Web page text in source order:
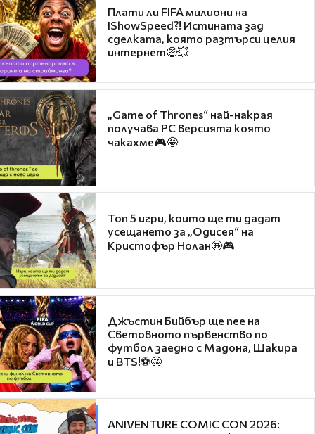
Плати ли FIFA милиони на
IShowSpeed?! Истината зад
сделката, която разтърси целия
интернет🤑💥
„Game of Thrones“ най-накрая
получава PC версията която
чакахме🎮🤩
Топ 5 игри, които ще ти дадат
усещането за „Одисея“ на
Кристофър Нолан🤩🎮
Джъстин Бийбър ще пее на
Световното първенство по
футбол заедно с Мадона, Шакира
и BTS!⚽🤩
ANIVENTURE COMIC CON 2026: